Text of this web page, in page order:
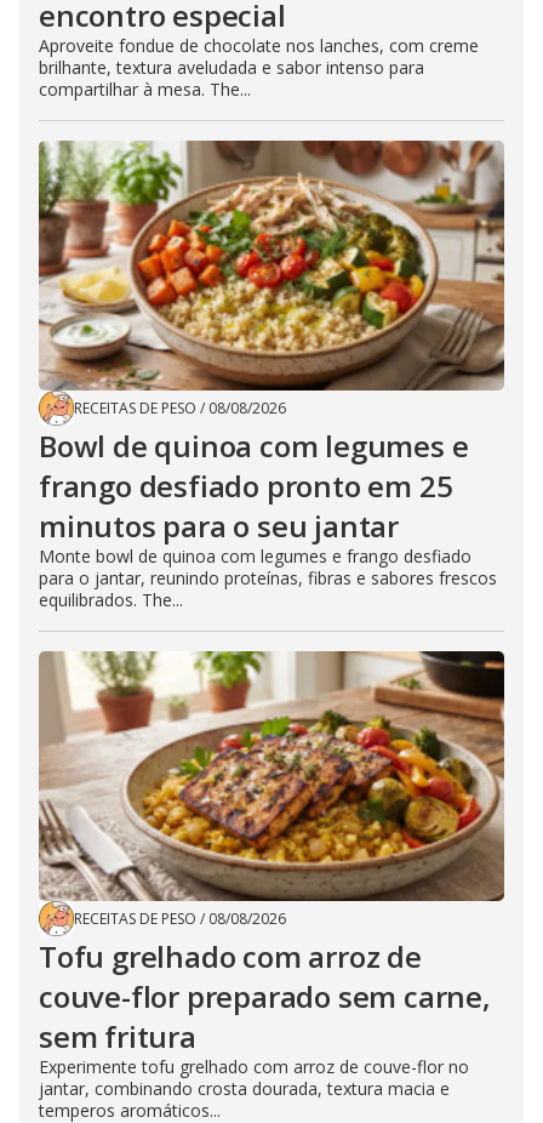
encontro especial
Aproveite fondue de chocolate nos lanches, com creme
brilhante, textura aveludada e sabor intenso para
compartilhar à mesa. The...
RECEITAS DE PESO / 08/08/2026
Bowl de quinoa com legumes e
frango desfiado pronto em 25
minutos para o seu jantar
Monte bowl de quinoa com legumes e frango desfiado
para o jantar, reunindo proteínas, fibras e sabores frescos
equilibrados. The...
RECEITAS DE PESO / 08/08/2026
Tofu grelhado com arroz de
couve-flor preparado sem carne,
sem fritura
Experimente tofu grelhado com arroz de couve-flor no
jantar, combinando crosta dourada, textura macia e
temperos aromáticos...